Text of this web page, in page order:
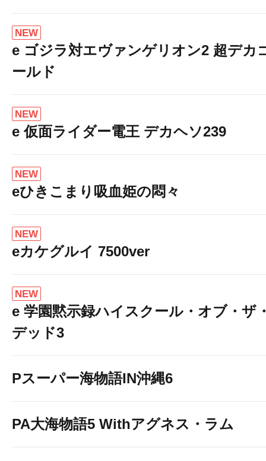
NEW
e ゴジラ対エヴァンゲリオン2 超デカ
ールド
NEW
e 仮面ライダー電王 デカヘソ239
NEW
eひきこまり吸血姫の悶々
NEW
eカケグルイ 7500ver
NEW
e 学園黙示録ハイスクール・オブ・ザ
デッド3
Pスーパー海物語IN沖縄6
PA大海物語5 Withアグネス・ラム